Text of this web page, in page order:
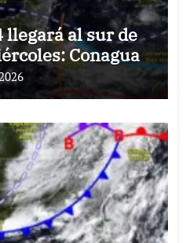
llegará al sur de
Conagua